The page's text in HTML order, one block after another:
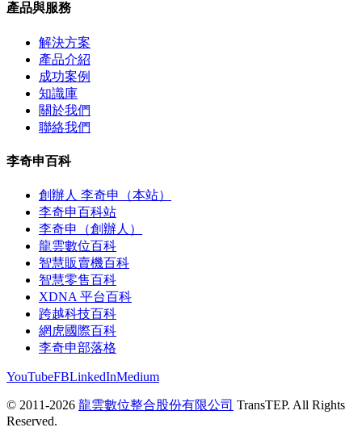
產品與服務
解決方案
產品介紹
成功案例
知識庫
關於我們
聯絡我們
李奇申百科
創辦人 李奇申（本站）
李奇申百科站
李奇申（創辦人）
龍雲數位百科
智慧販賣機百科
智慧零售百科
XDNA 平台百科
跨越科技百科
網虎國際百科
李奇申部落格
YouTubeFBLinkedInMedium
© 2011-2026 龍雲數位整合股份有限公司 TransTEP. All Rights
Reserved.